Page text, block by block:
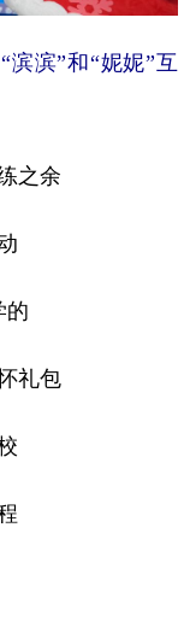
滨”和“妮妮”互
之余
的
礼包